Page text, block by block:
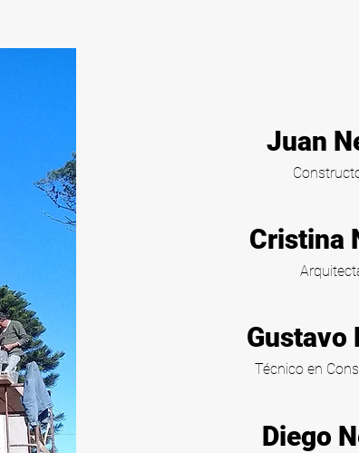
Juan
Cristina
Gustavo
Técnico en
Diego